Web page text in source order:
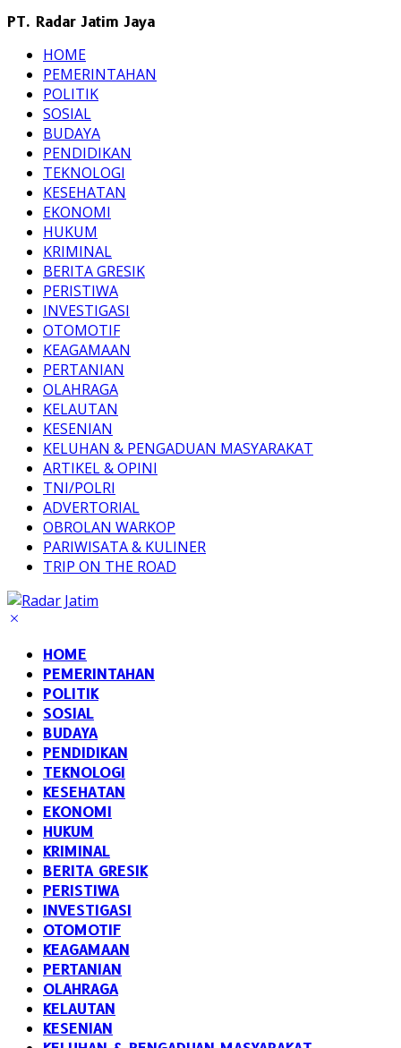
PT. Radar Jatim Jaya
HOME
PEMERINTAHAN
POLITIK
SOSIAL
BUDAYA
PENDIDIKAN
TEKNOLOGI
KESEHATAN
EKONOMI
HUKUM
KRIMINAL
BERITA GRESIK
PERISTIWA
INVESTIGASI
OTOMOTIF
KEAGAMAAN
PERTANIAN
OLAHRAGA
KELAUTAN
KESENIAN
KELUHAN & PENGADUAN MASYARAKAT
ARTIKEL & OPINI
TNI/POLRI
ADVERTORIAL
OBROLAN WARKOP
PARIWISATA & KULINER
TRIP ON THE ROAD
HOME
PEMERINTAHAN
POLITIK
SOSIAL
BUDAYA
PENDIDIKAN
TEKNOLOGI
KESEHATAN
EKONOMI
HUKUM
KRIMINAL
BERITA GRESIK
PERISTIWA
INVESTIGASI
OTOMOTIF
KEAGAMAAN
PERTANIAN
OLAHRAGA
KELAUTAN
KESENIAN